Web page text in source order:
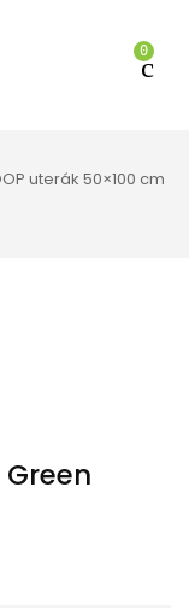
0
uterák 50×100 cm